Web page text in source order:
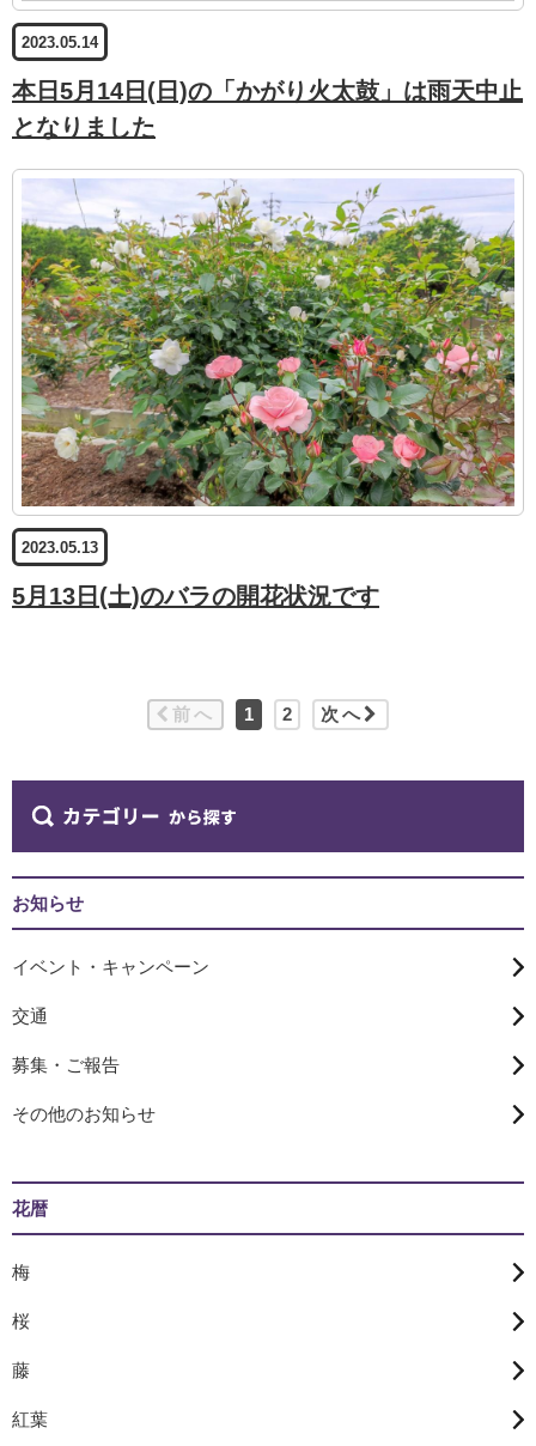
2023.05.14
本日5月14日(日)の「かがり火太鼓」は雨天中止
となりました
2023.05.13
5月13日(土)のバラの開花状況です
前へ 1 2 次へ
お知らせ
イベント・キャンペーン
交通
募集・ご報告
その他のお知らせ
花暦
梅
桜
藤
紅葉